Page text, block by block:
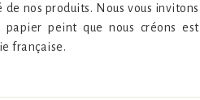
nos produits. Nous vous invitons
papier peint que nous créons est
française.